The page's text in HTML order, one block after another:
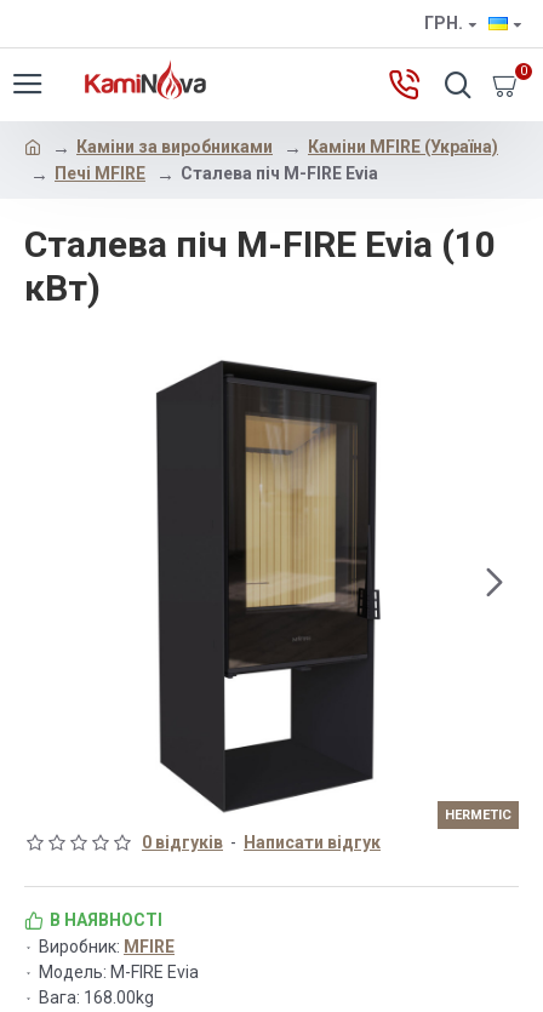
ГРН.
0
Каміни за виробниками
Каміни MFIRE (Україна)
Печі MFIRE
Сталева піч M-FIRE Evia
Сталева піч M-FIRE Evia (10
кВт)
HERMETIC
0 відгуків - Написати відгук
В НАЯВНОСТІ
Виробник: MFIRE
Модель: M-FIRE Evia
Вага: 168.00kg